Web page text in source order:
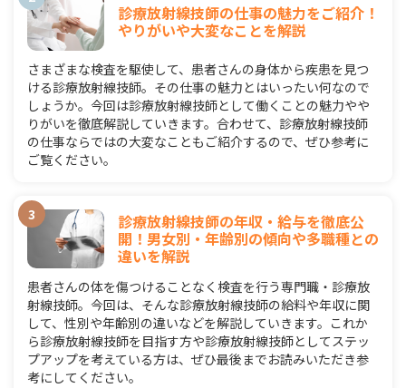
診療放射線技師の仕事の魅力をご紹介！
やりがいや大変なことを解説
さまざまな検査を駆使して、患者さんの身体から疾患を見つ
ける診療放射線技師。その仕事の魅力とはいったい何なので
しょうか。今回は診療放射線技師として働くことの魅力やや
りがいを徹底解説していきます。合わせて、診療放射線技師
の仕事ならではの大変なこともご紹介するので、ぜひ参考に
ご覧ください。
診療放射線技師の年収・給与を徹底公
開！男女別・年齢別の傾向や多職種との
違いを解説
患者さんの体を傷つけることなく検査を行う専門職・診療放
射線技師。今回は、そんな診療放射線技師の給料や年収に関
して、性別や年齢別の違いなどを解説していきます。これか
ら診療放射線技師を目指す方や診療放射線技師としてステッ
プアップを考えている方は、ぜひ最後までお読みいただき参
考にしてください。